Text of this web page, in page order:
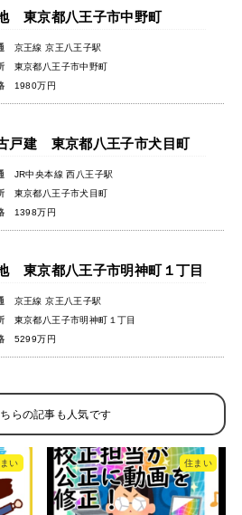
東京都八王子市中野町
京王線 京王八王子駅
東京都八王子市中野町
1980万円
戸建 東京都八王子市犬目町
JR中央本線 西八王子駅
東京都八王子市犬目町
1398万円
東京都八王子市明神町１丁目
京王線 京王八王子駅
東京都八王子市明神町１丁目
5299万円
い 住まい